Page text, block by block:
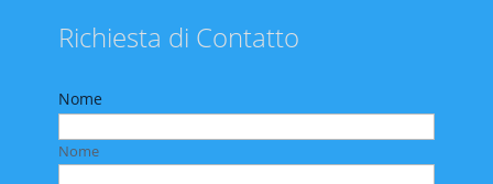
Richiesta di Contatto
Nome
Nome